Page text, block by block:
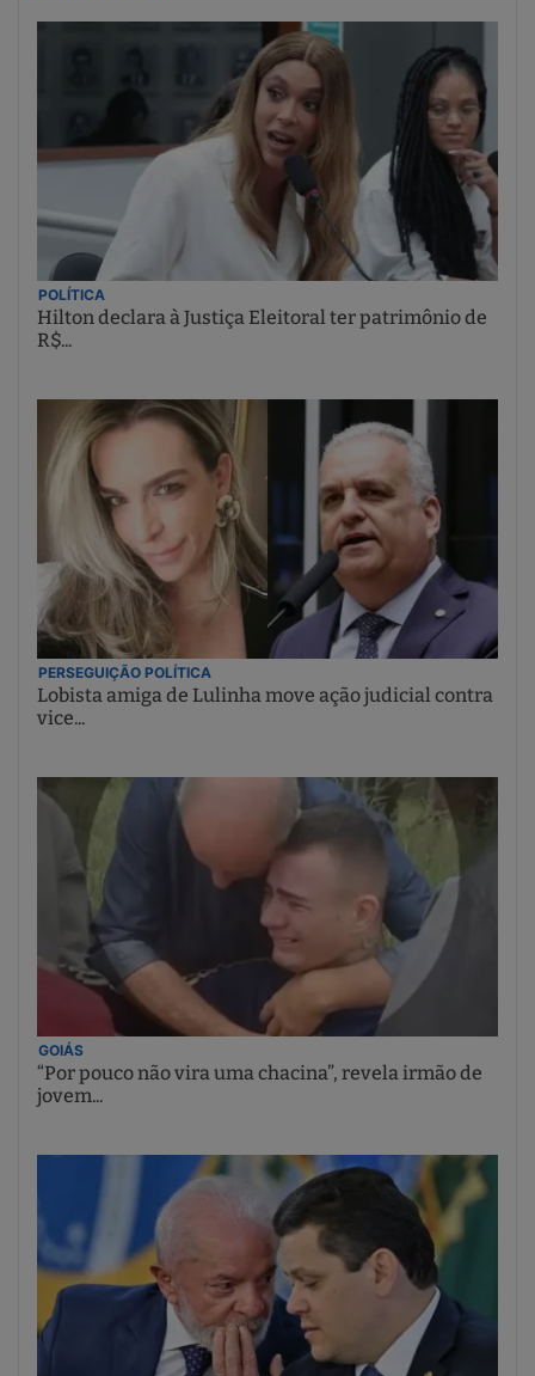
POLÍTICA
Hilton declara à Justiça Eleitoral ter patrimônio de
R$...
PERSEGUIÇÃO POLÍTICA
Lobista amiga de Lulinha move ação judicial contra
vice...
GOIÁS
“Por pouco não vira uma chacina”, revela irmão de
jovem...